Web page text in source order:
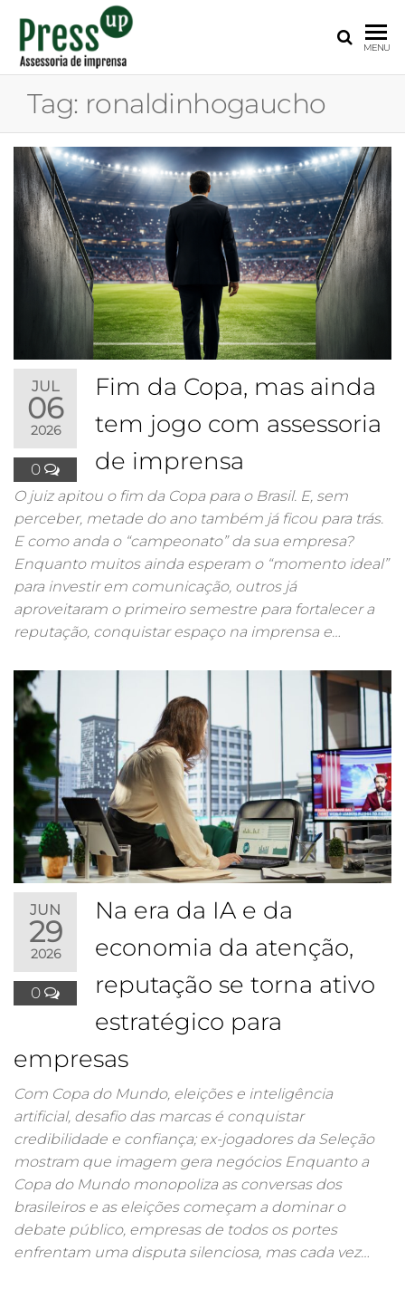
UP
para
Pequenas
Empresas
MENU
Tag: ronaldinhogaucho
JUL
06
2026
0
Fim da Copa, mas ainda
tem jogo com assessoria
de imprensa
O juiz apitou o fim da Copa para o Brasil. E, sem
perceber, metade do ano também já ficou para trás.
E como anda o “campeonato” da sua empresa?
Enquanto muitos ainda esperam o “momento ideal”
para investir em comunicação, outros já
aproveitaram o primeiro semestre para fortalecer a
reputação, conquistar espaço na imprensa e…
JUN
29
2026
0
Na era da IA e da
economia da atenção,
reputação se torna ativo
estratégico para
empresas
Com Copa do Mundo, eleições e inteligência
artificial, desafio das marcas é conquistar
credibilidade e confiança; ex-jogadores da Seleção
mostram que imagem gera negócios Enquanto a
Copa do Mundo monopoliza as conversas dos
brasileiros e as eleições começam a dominar o
debate público, empresas de todos os portes
enfrentam uma disputa silenciosa, mas cada vez…